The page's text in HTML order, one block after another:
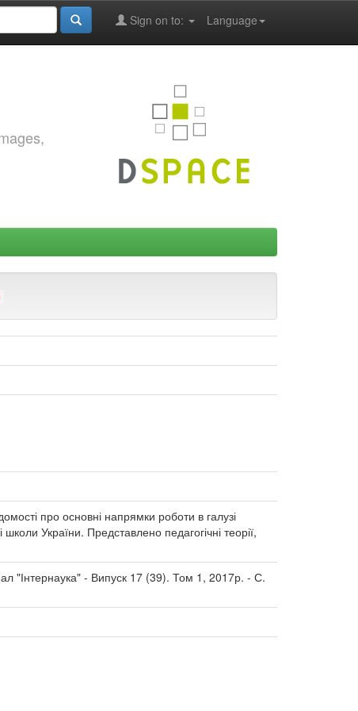
Language
Sign on to:
про основні напрямки роботи в галузі
України. Представлено педагогічні теорії,
"Інтернаука" - Випуск 17 (39). Том 1, 2017р. - С.